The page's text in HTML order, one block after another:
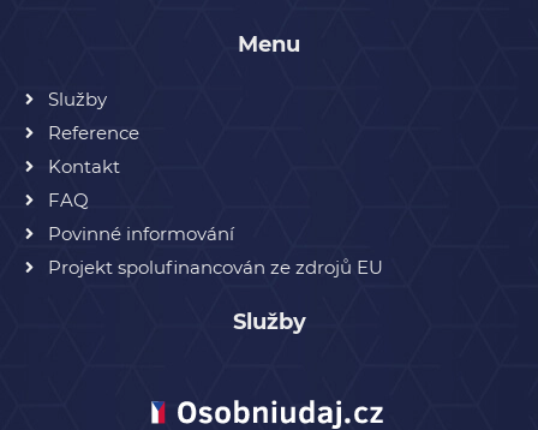
Menu
Služby
Reference
Kontakt
FAQ
Povinné informování
Projekt spolufinancován ze zdrojů EU
Služby